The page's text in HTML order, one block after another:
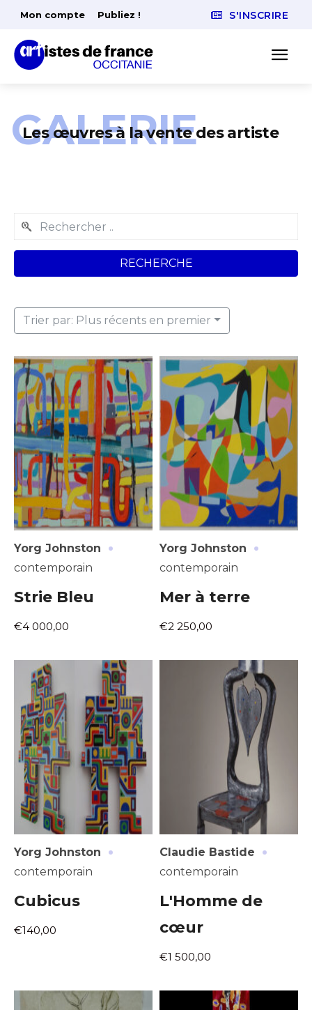
Mon compte Publiez ! S'INSCRIRE
Les œuvres à la vente des artiste
GALERIE
RECHERCHE
Trier par: Plus récents en premier
Yorg Johnston ·
contemporain
Strie Bleu
€4 000,00
Yorg Johnston ·
contemporain
Mer à terre
€2 250,00
Yorg Johnston ·
contemporain
Cubicus
€140,00
Claudie Bastide ·
contemporain
L'Homme de
cœur
€1 500,00